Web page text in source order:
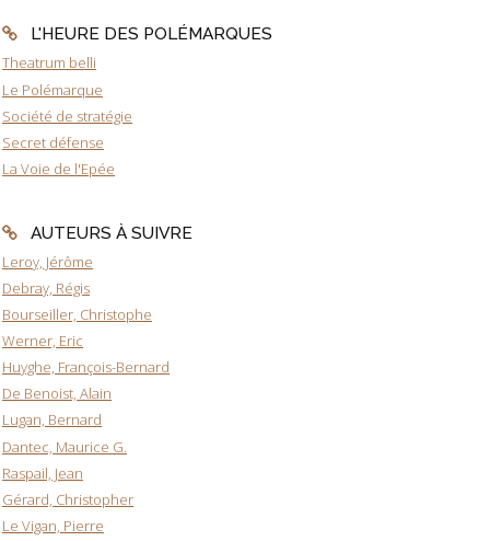
L'HEURE DES POLÉMARQUES
Theatrum belli
Le Polémarque
Société de stratégie
Secret défense
La Voie de l'Epée
AUTEURS À SUIVRE
Leroy, Jérôme
Debray, Régis
Bourseiller, Christophe
Werner, Eric
Huyghe, François-Bernard
De Benoist, Alain
Lugan, Bernard
Dantec, Maurice G.
Raspail, Jean
Gérard, Christopher
Le Vigan, Pierre